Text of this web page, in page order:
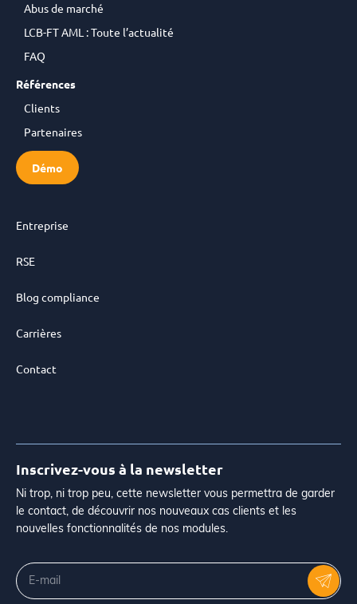
Abus de marché
LCB-FT AML : Toute l’actualité
FAQ
Références
Clients
Partenaires
Démo
Entreprise
RSE
Blog compliance
Carrières
Contact
Inscrivez-vous à la newsletter
Ni trop, ni trop peu, cette newsletter vous permettra de garder
le contact, de découvrir nos nouveaux cas clients et les
nouvelles fonctionnalités de nos modules.